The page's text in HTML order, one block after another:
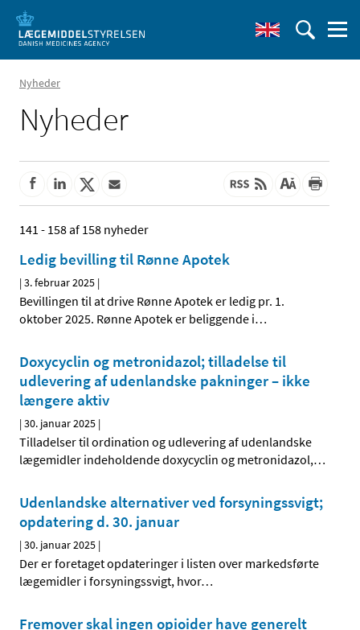
Nyheder
Nyheder
141 - 158 af 158 nyheder
Ledig bevilling til Rønne Apotek
|3. februar 2025 |
Bevillingen til at drive Rønne Apotek er ledig pr. 1.
oktober 2025. Rønne Apotek er beliggende i…
Doxycyclin og metronidazol; tilladelse til
udlevering af udenlandske pakninger – ikke
længere aktiv
|30. januar 2025 |
Tilladelser til ordination og udlevering af udenlandske
lægemidler indeholdende doxycyclin og metronidazol,…
Udenlandske alternativer ved forsyningssvigt;
opdatering d. 30. januar
|30. januar 2025 |
Der er foretaget opdateringer i listen over markedsførte
lægemidler i forsyningssvigt, hvor…
Fremover skal ingen opioider have generelt